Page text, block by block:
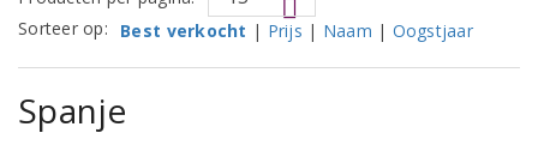
Sorteer op:
Best verkocht | Prijs | Naam | Oogstjaar
Spanje